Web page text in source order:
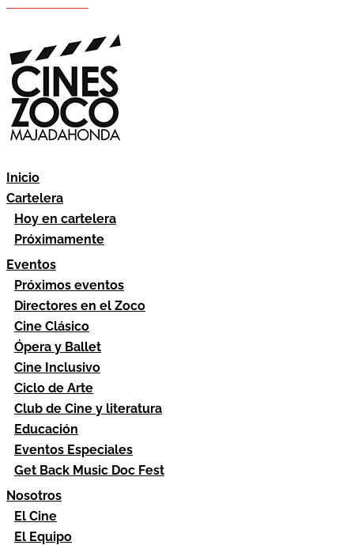
Inicio
Cartelera
Hoy en cartelera
Próximamente
Eventos
Próximos eventos
Directores en el Zoco
Cine Clásico
Ópera y Ballet
Cine Inclusivo
Ciclo de Arte
Club de Cine y literatura
Educación
Eventos Especiales
Get Back Music Doc Fest
Nosotros
El Cine
El Equipo